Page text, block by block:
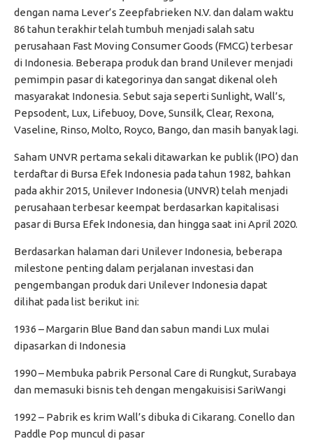
dengan nama Lever’s Zeepfabrieken N.V. dan dalam waktu
86 tahun terakhir telah tumbuh menjadi salah satu
perusahaan Fast Moving Consumer Goods (FMCG) terbesar
di Indonesia. Beberapa produk dan brand Unilever menjadi
pemimpin pasar di kategorinya dan sangat dikenal oleh
masyarakat Indonesia. Sebut saja seperti Sunlight, Wall’s,
Pepsodent, Lux, Lifebuoy, Dove, Sunsilk, Clear, Rexona,
Vaseline, Rinso, Molto, Royco, Bango, dan masih banyak lagi.
Saham UNVR pertama sekali ditawarkan ke publik (IPO) dan
terdaftar di Bursa Efek Indonesia pada tahun 1982, bahkan
pada akhir 2015, Unilever Indonesia (UNVR) telah menjadi
perusahaan terbesar keempat berdasarkan kapitalisasi
pasar di Bursa Efek Indonesia, dan hingga saat ini April 2020.
Berdasarkan halaman dari Unilever Indonesia, beberapa
milestone penting dalam perjalanan investasi dan
pengembangan produk dari Unilever Indonesia dapat
dilihat pada list berikut ini:
1936 – Margarin Blue Band dan sabun mandi Lux mulai
dipasarkan di Indonesia
1990 – Membuka pabrik Personal Care di Rungkut, Surabaya
dan memasuki bisnis teh dengan mengakuisisi SariWangi
1992 – Pabrik es krim Wall’s dibuka di Cikarang. Conello dan
Paddle Pop muncul di pasar